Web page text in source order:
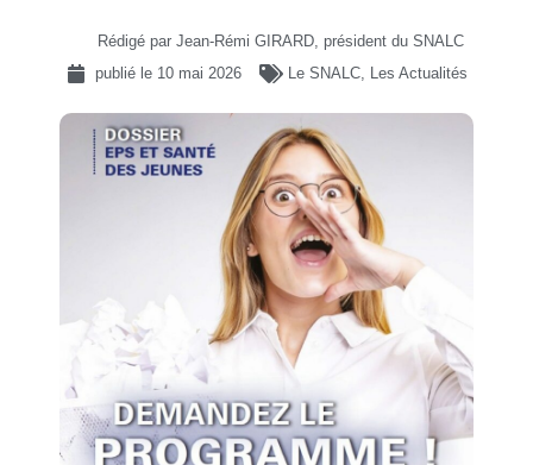
Rédigé par Jean-Rémi GIRARD, président du SNALC
publié le 10 mai 2026 Le SNALC, Les Actualités